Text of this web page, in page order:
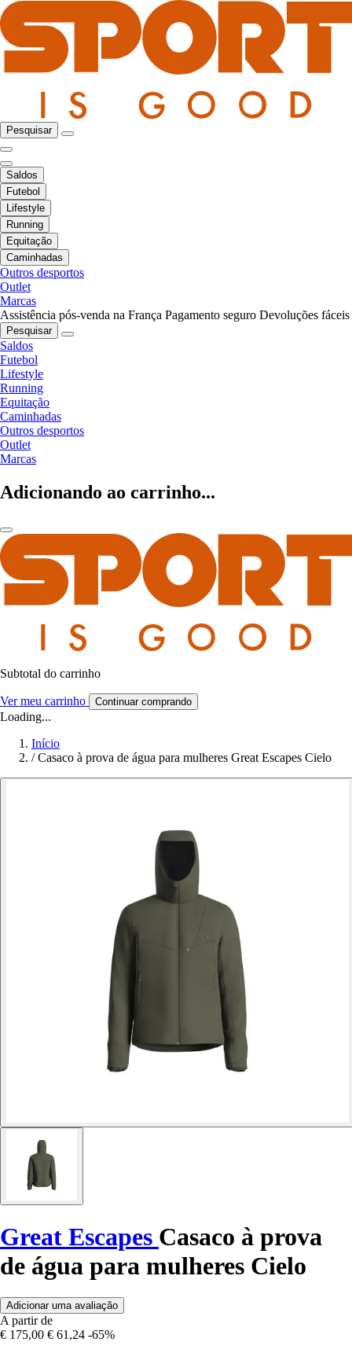
Pesquisar
Saldos
Futebol
Lifestyle
Running
Equitação
Caminhadas
Outros desportos
Outlet
Marcas
Assistência pós-venda na França Pagamento seguro Devoluções fáceis
Pesquisar
Saldos
Futebol
Lifestyle
Running
Equitação
Caminhadas
Outros desportos
Outlet
Marcas
Adicionando ao carrinho...
Subtotal do carrinho
Ver meu carrinho Continuar comprando
Loading...
Início
/ Casaco à prova de água para mulheres Great Escapes Cielo
Great Escapes Casaco à prova
de água para mulheres Cielo
Adicionar uma avaliação
A partir de
€ 175,00 € 61,24 -65%